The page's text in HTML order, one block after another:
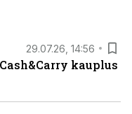
29.07.26, 14:56
kauplus